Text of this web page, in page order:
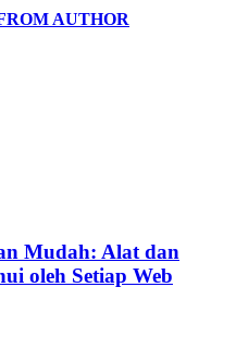
AUTHOR
Mudah: Alat dan
oleh Setiap Web